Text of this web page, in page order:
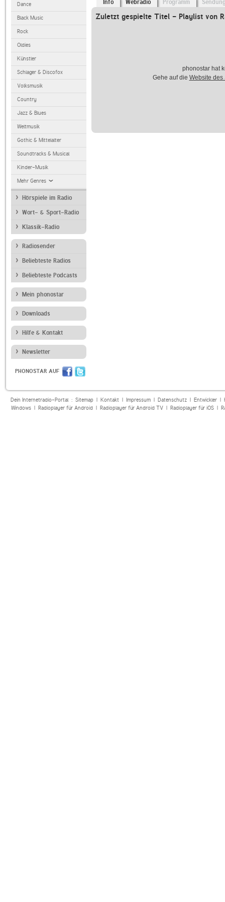
Dance
Black Music
Rock
Oldies
Künstler
Schlager & Discofox
Volksmusik
Country
Jazz & Blues
Weltmusik
Gothic & Mittelalter
Soundtracks & Musical
Kinder-Musik
Mehr Genres
Hörspiele im Radio
Wort- & Sport-Radio
Klassik-Radio
Radiosender
Beliebteste Radios
Beliebteste Podcasts
Mein phonostar
Downloads
Hilfe & Kontakt
Newsletter
PHONOSTAR AUF
Info Webradio Programm
Zuletzt gespielte Titel - Playlist von
phonostar hat
Gehe auf die Website des
Dein Internetradio-Portal : Sitemap| Kontakt| Impressum| Datenschutz| Entwickler|
Windows| Radioplayer für Android| Radioplayer für Android TV| Radioplayer für iOS|